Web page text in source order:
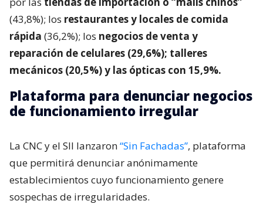
(43,8%); los restaurantes y locales de comida
rápida (36,2%); los negocios de venta y
reparación de celulares (29,6%); talleres
mecánicos (20,5%) y las ópticas con 15,9%.
Plataforma para denunciar negocios
de funcionamiento irregular
La CNC y el SII lanzaron“Sin Fachadas”, plataforma
que permitirá denunciar anónimamente
establecimientos cuyo funcionamiento genere
sospechas de irregularidades.